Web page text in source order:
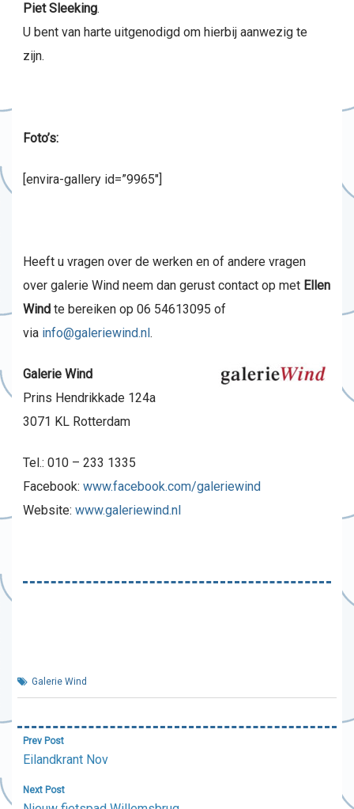
Piet Sleeking.
U bent van harte uitgenodigd om hierbij aanwezig te
zijn.
Foto’s:
[envira-gallery id=”9965″]
Heeft u vragen over de werken en of andere vragen
over galerie Wind neem dan gerust contact op met Ellen
Wind te bereiken op 06 54613095 of
via info@galeriewind.nl.
Galerie Wind
Prins Hendrikkade 124a
3071 KL Rotterdam
Tel.: 010 – 233 1335
Facebook: www.facebook.com/galeriewind
Website: www.galeriewind.nl
Galerie Wind
Bericht
navigatie
Prev Post
Eilandkrant Nov
Next Post